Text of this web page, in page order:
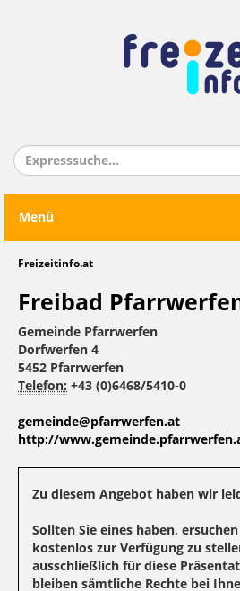
Menü
Freizeitinfo.at
Freibad
Gemeinde Pfarrwerfen
Dorfwerfen 4
5452 Pfarrwerfen
Telefon: +43 (0)6468/5410-0
gemeinde@pfarrwerfen.at
http://
Zu diesem Angebot haben wir
Sollten Sie eines haben,
kostenlos zur Verfügung zu
ausschließlich für diese
bleiben sämtliche Rechte bei